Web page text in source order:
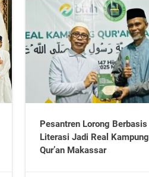
Pesantren Lorong Berbasis
Literasi Jadi Real Kampung
Qur’an Makassar